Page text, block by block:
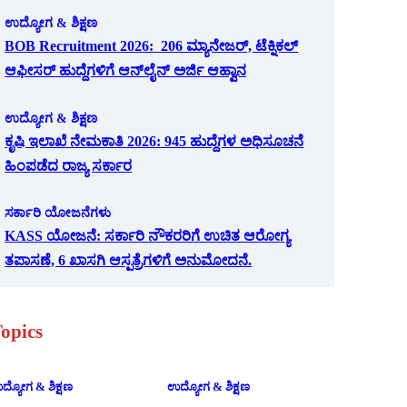
ಉದ್ಯೋಗ & ಶಿಕ್ಷಣ
BOB Recruitment 2026: 206 ಮ್ಯಾನೇಜರ್, ಟೆಕ್ನಿಕಲ್
ಆಫೀಸರ್ ಹುದ್ದೆಗಳಿಗೆ ಆನ್‌ಲೈನ್ ಅರ್ಜಿ ಆಹ್ವಾನ
ಉದ್ಯೋಗ & ಶಿಕ್ಷಣ
ಕೃಷಿ ಇಲಾಖೆ ನೇಮಕಾತಿ 2026: 945 ಹುದ್ದೆಗಳ ಅಧಿಸೂಚನೆ
ಹಿಂಪಡೆದ ರಾಜ್ಯ ಸರ್ಕಾರ
ಸರ್ಕಾರಿ ಯೋಜನೆಗಳು
KASS ಯೋಜನೆ: ಸರ್ಕಾರಿ ನೌಕರರಿಗೆ ಉಚಿತ ಆರೋಗ್ಯ
ತಪಾಸಣೆ, 6 ಖಾಸಗಿ ಆಸ್ಪತ್ರೆಗಳಿಗೆ ಅನುಮೋದನೆ.
& ಶಿಕ್ಷಣ ಉದ್ಯೋಗ & ಶಿಕ್ಷಣ